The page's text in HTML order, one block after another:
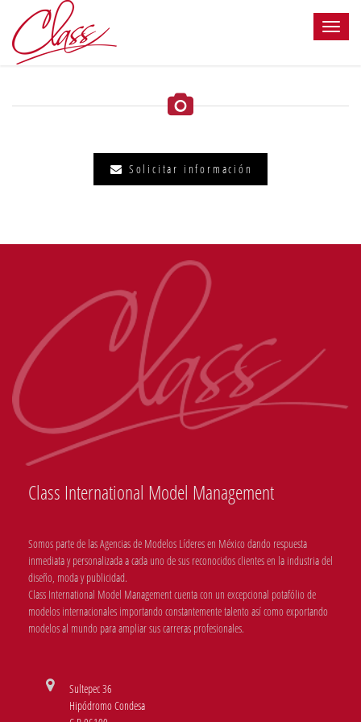
Solicitar información
Class International Model Management
Somos parte de las Agencias de Modelos Líderes en México dando respuesta
inmediata y personalizada a cada uno de sus reconocidos clientes en la industria del
diseño, moda y publicidad.
Class International Model Management cuenta con un excepcional potafólio de
modelos internacionales importando constantemente talento así como exportando
modelos al mundo para ampliar sus carreras profesionales.
Sultepec 36
Hipódromo Condesa